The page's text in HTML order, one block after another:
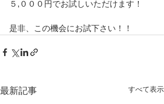
５,０００円でお試しいただけます！
是非、この機会にお試下さい！！
最新記事 すべて表示